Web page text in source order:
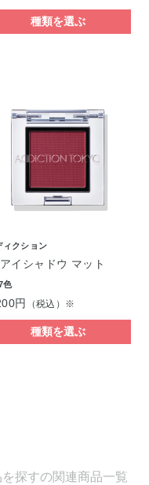
種類を選ぶ
ィクション
イシャドウ マット
色
円 （税込）※
種類を選ぶ
探すの関連商品一覧